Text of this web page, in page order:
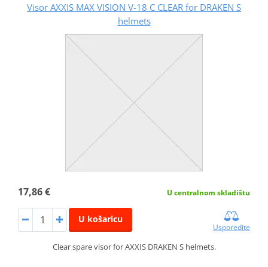
Visor AXXIS MAX VISION V-18 C CLEAR for DRAKEN S
helmets
17,86 € U centralnom skladištu
U košaricu
Usporedite
Clear spare visor for AXXIS DRAKEN S helmets.